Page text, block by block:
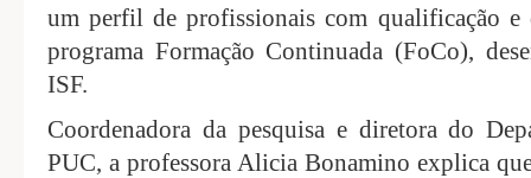
um perfil de profissionais com qualificação e
programa Formação Continuada (FoCo),
ISF.
Coordenadora da pesquisa e diretora do
PUC, a professora Alicia Bonamino explica